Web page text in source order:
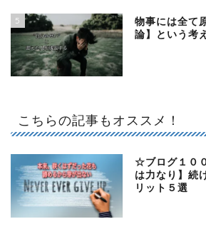
5
物事には全て
論】という考
こちらの記事もオススメ！
☆ブログ１０
は力なり】続
リット５選